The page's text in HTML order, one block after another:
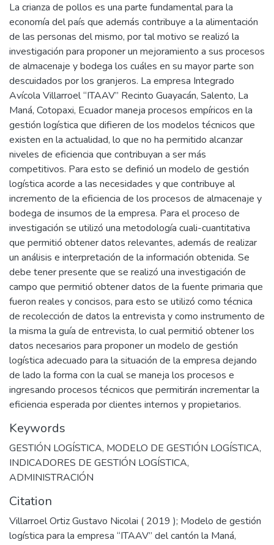
La crianza de pollos es una parte fundamental para la
economía del país que además contribuye a la alimentación
de las personas del mismo, por tal motivo se realizó la
investigación para proponer un mejoramiento a sus procesos
de almacenaje y bodega los cuáles en su mayor parte son
descuidados por los granjeros. La empresa Integrado
Avícola Villarroel “ITAAV” Recinto Guayacán, Salento, La
Maná, Cotopaxi, Ecuador maneja procesos empíricos en la
gestión logística que difieren de los modelos técnicos que
existen en la actualidad, lo que no ha permitido alcanzar
niveles de eficiencia que contribuyan a ser más
competitivos. Para esto se definió un modelo de gestión
logística acorde a las necesidades y que contribuye al
incremento de la eficiencia de los procesos de almacenaje y
bodega de insumos de la empresa. Para el proceso de
investigación se utilizó una metodología cuali-cuantitativa
que permitió obtener datos relevantes, además de realizar
un análisis e interpretación de la información obtenida. Se
debe tener presente que se realizó una investigación de
campo que permitió obtener datos de la fuente primaria que
fueron reales y concisos, para esto se utilizó como técnica
de recolección de datos la entrevista y como instrumento de
la misma la guía de entrevista, lo cual permitió obtener los
datos necesarios para proponer un modelo de gestión
logística adecuado para la situación de la empresa dejando
de lado la forma con la cual se maneja los procesos e
ingresando procesos técnicos que permitirán incrementar la
eficiencia esperada por clientes internos y propietarios.
Keywords
GESTIÓN LOGÍSTICA, MODELO DE GESTIÓN LOGÍSTICA,
INDICADORES DE GESTIÓN LOGÍSTICA,
ADMINISTRACIÓN
Citation
Villarroel Ortiz Gustavo Nicolai ( 2019 ); Modelo de gestión
logística para la empresa “ITAAV” del cantón la Maná,